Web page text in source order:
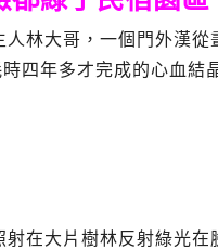
林大哥，一個門外漢
四年多才完成的心血結
在大片樹林反射綠光